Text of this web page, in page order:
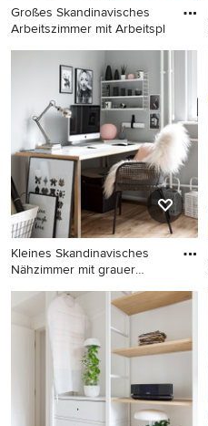
Großes Skandinavisches
Arbeitszimmer mit Arbeitspl
Großes Skandinavisches
Arbeitszimmer mit
Arbeitsplatz, blauer
Wandfarbe, hellem
Holzboden, Einbau-
Schreibtisch und beigem
Boden in Berlin
Kleines Skandinavisches
Nähzimmer mit grauer
Kleines Skandinavisches
Nähzimmer mit grauer
Wandfarbe, hellem
Holzboden, freistehendem
Schreibtisch und braunem
Boden in Berlin